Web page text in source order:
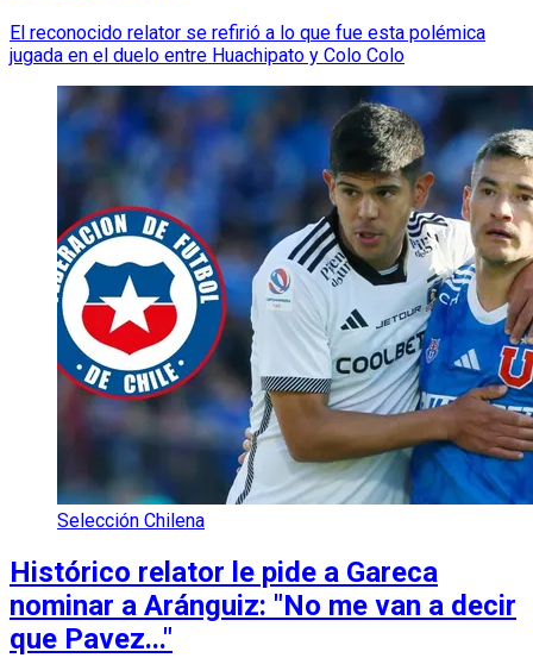
El reconocido relator se refirió a lo que fue esta polémica
jugada en el duelo entre Huachipato y Colo Colo
Selección Chilena
Histórico relator le pide a Gareca
nominar a Aránguiz: "No me van a decir
que Pavez..."